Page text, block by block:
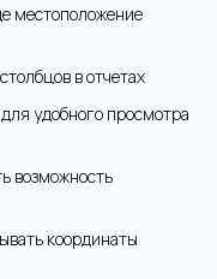
местоположение
в отчетах
удобного просмотра
возможность
координаты